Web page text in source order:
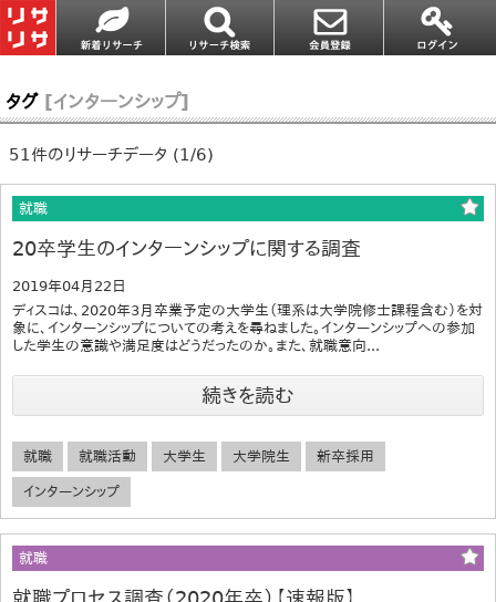
タグ [インターンシップ]
51件のリサーチデータ (1/6)
就職
20卒学生のインターンシップに関する調査
2019年04月22日
ディスコは、2020年3月卒業予定の大学生（理系は大学院修士課程含む）を対
象に、インターンシップについての考えを尋ねました。インターンシップへの参加
した学生の意識や満足度はどうだったのか。また、就職意向...
続きを読む
就職 就職活動 大学生 大学院生 新卒採用
インターンシップ
就職